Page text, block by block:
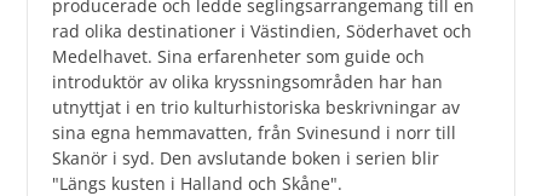
producerade och ledde seglingsarrangemang till en
rad olika destinationer i Västindien, Söderhavet och
Medelhavet. Sina erfarenheter som guide och
introduktör av olika kryssningsområden har han
utnyttjat i en trio kulturhistoriska beskrivningar av
sina egna hemmavatten, från Svinesund i norr till
Skanör i syd. Den avslutande boken i serien blir
"Längs kusten i Halland och Skåne".